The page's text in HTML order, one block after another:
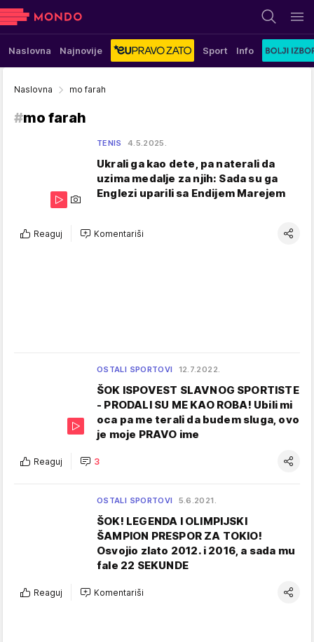
Naslovna Najnovije Sport Info
Naslovna mo farah
#mo farah
TENIS 4.5.2025.
Ukrali ga kao dete, pa naterali da
uzima medalje za njih: Sada su ga
Englezi uparili sa Endijem Marejem
Reaguj Komentariši
OSTALI SPORTOVI 12.7.2022.
ŠOK ISPOVEST SLAVNOG SPORTISTE
- PRODALI SU ME KAO ROBA! Ubili mi
oca pa me terali da budem sluga, ovo
je moje PRAVO ime
Reaguj 3
OSTALI SPORTOVI 5.6.2021.
ŠOK! LEGENDA I OLIMPIJSKI
ŠAMPION PRESPOR ZA TOKIO!
Osvojio zlato 2012. i 2016, a sada mu
fale 22 SEKUNDE
Reaguj Komentariši